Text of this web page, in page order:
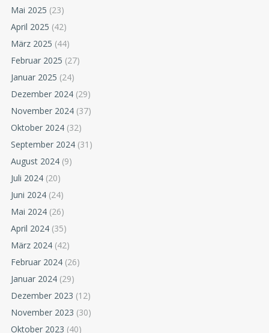
Mai 2025 (23)
April 2025 (42)
März 2025 (44)
Februar 2025 (27)
Januar 2025 (24)
Dezember 2024 (29)
November 2024 (37)
Oktober 2024 (32)
September 2024 (31)
August 2024 (9)
Juli 2024 (20)
Juni 2024 (24)
Mai 2024 (26)
April 2024 (35)
März 2024 (42)
Februar 2024 (26)
Januar 2024 (29)
Dezember 2023 (12)
November 2023 (30)
Oktober 2023 (40)